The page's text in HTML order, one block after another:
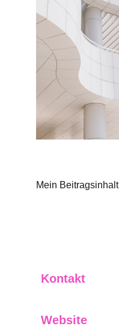
Mein Beitragsinhalt
Kontakt
Website